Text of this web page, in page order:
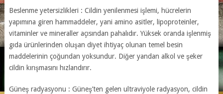
Beslenme yetersizlikleri : Cildin yenilenmesi işlemi, hücrelerin
yapımına giren hammaddeler, yani amino asitler, lipoproteinler,
vitaminler ve mineraller açısından pahalıdır. Yüksek oranda işlenmiş
gıda ürünlerinden oluşan diyet ihtiyaç olunan temel besin
maddelerinin çoğundan yoksundur. Diğer yandan alkol ve şeker
cildin kırışmasını hızlandırır.
Güneş radyasyonu : Güneş’ten gelen ultraviyole radyasyon, cildin